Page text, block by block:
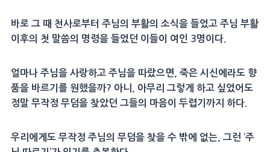
바로 그 때 천사로부터 주님의 부활의 소식을 들었고 주님 부활
이후의 첫 말씀의 명령을 들었던 이들이 여인 3명이다.
얼마나 주님을 사랑하고 주님을 따랐으면, 죽은 시신에라도 향
품을 바르기를 원했을까? 아니, 아무리 그렇게 하고 싶었어도
정말 무작정 무덤을 찾았던 그들의 마음이 두렵기까지 하다.
우리에게도 무작정 주님의 무덤을 찾을 수 밖에 없는, 그런 ‘주